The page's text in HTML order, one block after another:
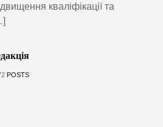
кваліфікації та
POSTS